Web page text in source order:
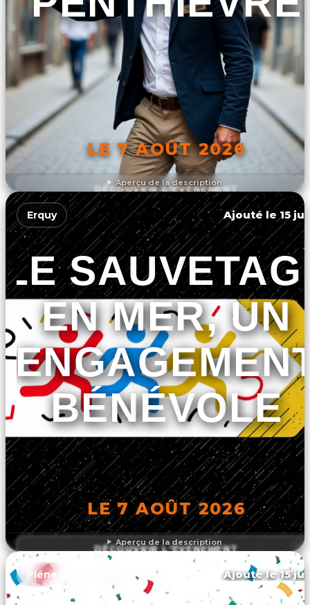
Aperçu de la description
LE 7 AOÛT 2026
DÉCOUVRIR L'ÉVÉNEMENT
Aperçu de la description
Erquy Ajouté le 15
LE
EN MER, UN
BÉNÉVOLE
LE 7 AOÛT 2026
DÉCOUVRIR L'ÉVÉNEMENT
Pléneuf-val-andré Ajouté le 15